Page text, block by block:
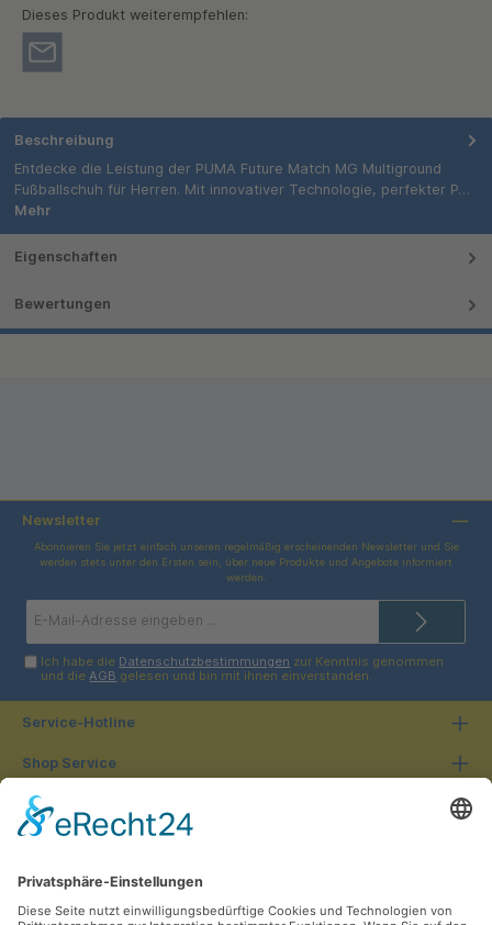
Dieses Produkt weiterempfehlen:
Beschreibung
Entdecke die Leistung der PUMA Future Match MG Multiground
Fußballschuh für Herren. Mit innovativer Technologie, perfekter P…
Mehr
Eigenschaften
Bewertungen
Newsletter
Abonnieren Sie jetzt einfach unseren regelmäßig erscheinenden Newsletter und Sie
werden stets unter den Ersten sein, über neue Produkte und Angebote informiert
werden.
Mail-
Ich habe die Datenschutzbestimmungen zur Kenntnis genommen
und die AGB gelesen und bin mit ihnen einverstanden.
Service-Hotline
Shop Service
Informationen
Versandarten